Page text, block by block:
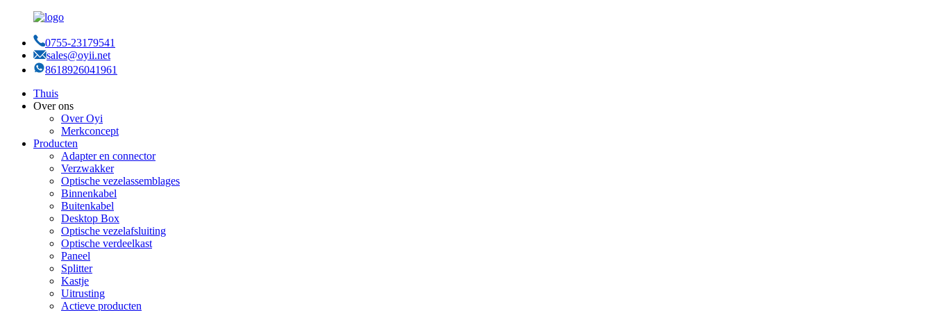
0755-23179541
sales@oyii.net
8618926041961
Thuis
Over ons
Over Oyi
Merkconcept
Producten
Adapter en connector
Verzwakker
Optische vezelassemblages
Binnenkabel
Buitenkabel
Desktop Box
Optische vezelafsluiting
Optische verdeelkast
Paneel
Splitter
Kastje
Uitrusting
Actieve producten